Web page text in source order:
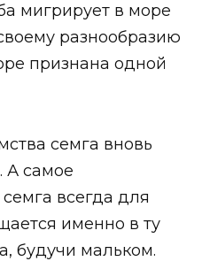
мигрирует в море
разнообразию
признана одной
семга вновь
А самое
всегда для
именно в ту
будучи мальком.